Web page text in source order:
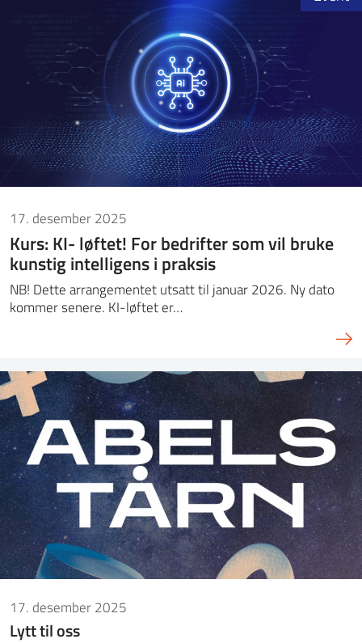
17. desember 2025
Kurs: KI- løftet! For bedrifter som vil bruke
kunstig intelligens i praksis
NB! Dette arrangementet utsatt til januar 2026. Ny dato
kommer senere. KI-løftet er…
17. desember 2025
Lytt til oss